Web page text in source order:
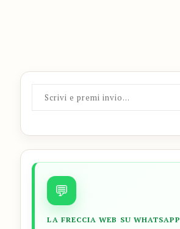
💬
LA FRECCIA WEB SU WHATSAPP